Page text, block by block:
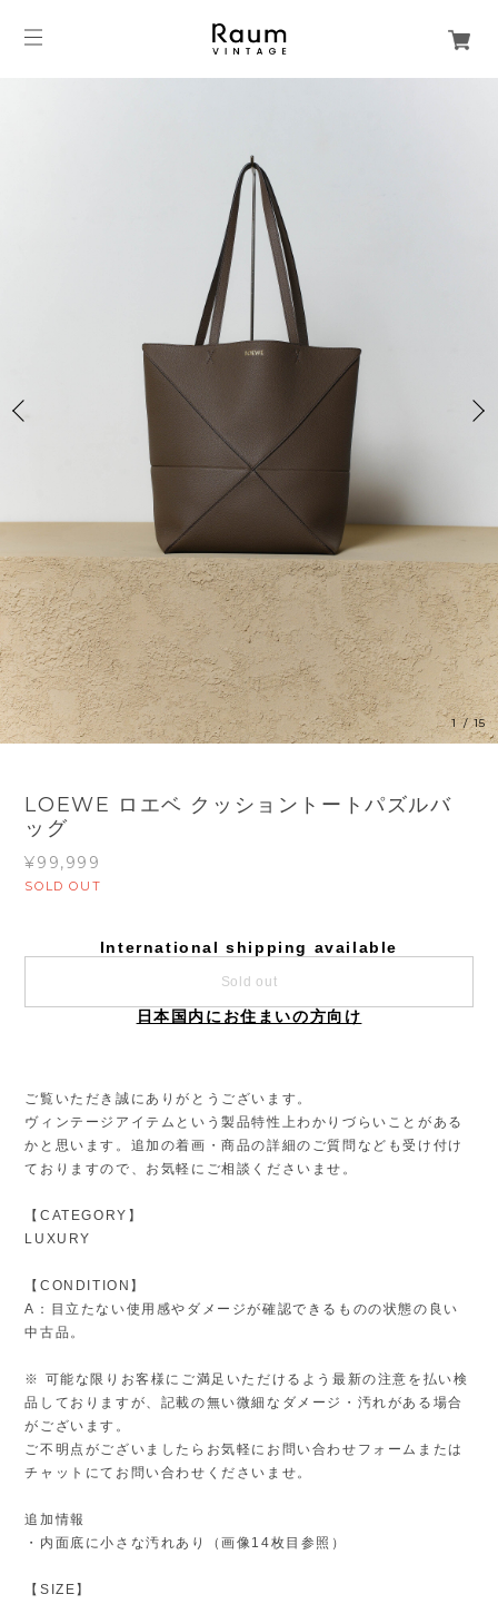
1/15
LOEWE ロエベ クッショントートパズルバ
ッグ
¥99,999
SOLD OUT
International shipping available
Sold out
日本国内にお住まいの方向け
ご覧いただき誠にありがとうございます。
ヴィンテージアイテムという製品特性上わかりづらいことがある
かと思います。追加の着画・商品の詳細のご質問なども受け付け
ておりますので、お気軽にご相談くださいませ。
【CATEGORY】
LUXURY
【CONDITION】
A：目立たない使用感やダメージが確認できるものの状態の良い
中古品。
※ 可能な限りお客様にご満足いただけるよう最新の注意を払い検
品しておりますが、記載の無い微細なダメージ・汚れがある場合
がございます。
ご不明点がございましたらお気軽にお問い合わせフォームまたは
チャットにてお問い合わせくださいませ。
追加情報
・内面底に小さな汚れあり（画像14枚目参照）
【SIZE】